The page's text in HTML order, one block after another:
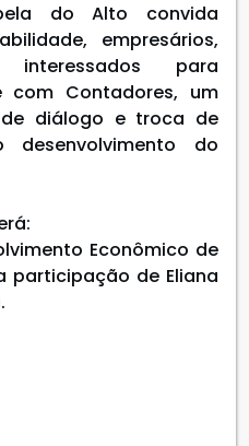
do Alto convida
empresários,
interessados para
Contadores, um
diálogo e troca de
desenvolvimento do
Econômico de
participação de Eliana